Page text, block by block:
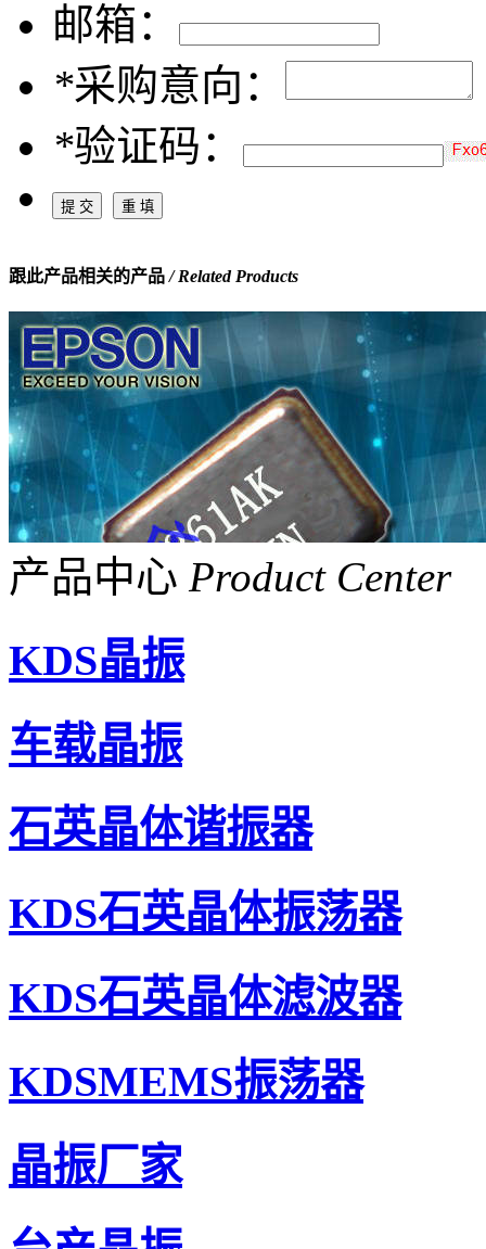
邮箱：
*采购意向：
*验证码：
跟此产品相关的产品/ Related Products
爱普生晶振,压控温补晶振,TG3225CEN晶振,有源晶振
产品中心 Product Center
KDS晶振
车载晶振
石英晶体谐振器
KDS石英晶体振荡器
KDS石英晶体滤波器
KDSMEMS振荡器
晶振厂家